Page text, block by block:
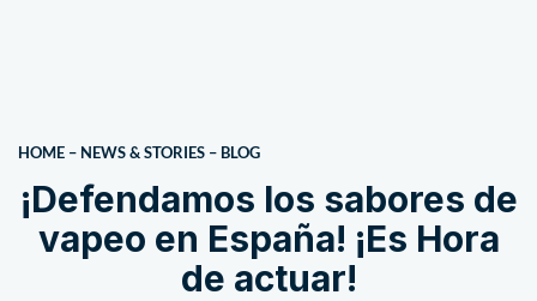
HOME – NEWS & STORIES – BLOG
¡Defendamos los sabores de
vapeo en España! ¡Es Hora
de actuar!